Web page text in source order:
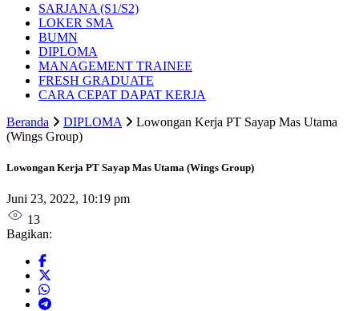
SARJANA (S1/S2)
LOKER SMA
BUMN
DIPLOMA
MANAGEMENT TRAINEE
FRESH GRADUATE
CARA CEPAT DAPAT KERJA
Beranda
DIPLOMA
Lowongan Kerja PT Sayap Mas Utama
(Wings Group)
Lowongan Kerja PT Sayap Mas Utama (Wings Group)
Juni 23, 2022, 10:19 pm
13
Bagikan: